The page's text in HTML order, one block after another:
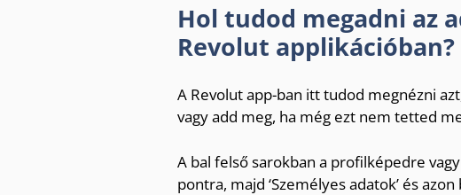
Hol tudod megadni az
Revolut applikációban?
A Revolut app-ban itt tudod megnézni
vagy add meg, ha még ezt nem tetted
A bal felső sarokban a profilképedre
pontra, majd ‘Személyes adatok’ és